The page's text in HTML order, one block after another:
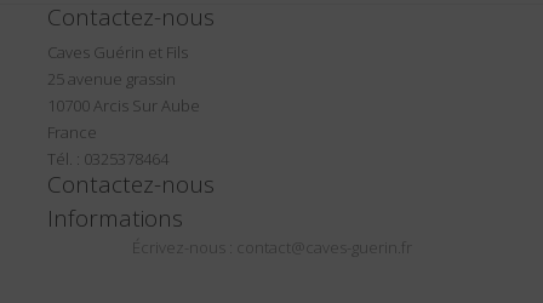
Contactez-nous
Caves Guérin et Fils
25 avenue grassin
10700 Arcis Sur Aube
France
Tél. : 0325378464
Contactez-nous
Informations
Écrivez-nous : contact@caves-guerin.fr